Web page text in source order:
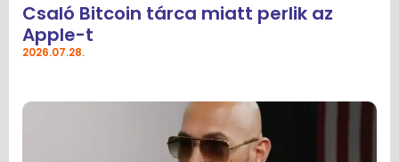
Csaló Bitcoin tárca miatt perlik az
Apple-t
2026.07.28.